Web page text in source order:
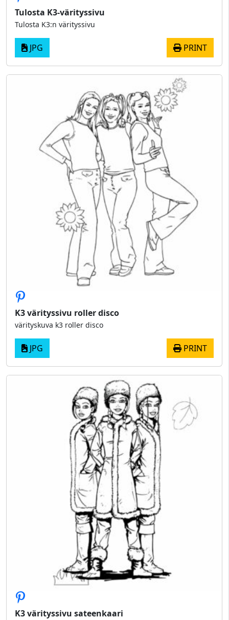
Tulosta K3-värityssivu
Tulosta K3:n värityssivu
JPG PRINT
K3 värityssivu roller disco
värityskuva k3 roller disco
JPG PRINT
K3 värityssivu sateenkaari